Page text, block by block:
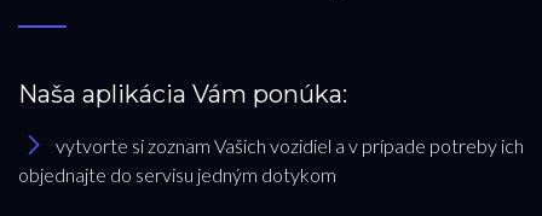
Naša aplikácia Vám ponúka:
vytvorte si zoznam Vašich vozidiel a v prípade potreby ich
objednajte do servisu jedným dotykom